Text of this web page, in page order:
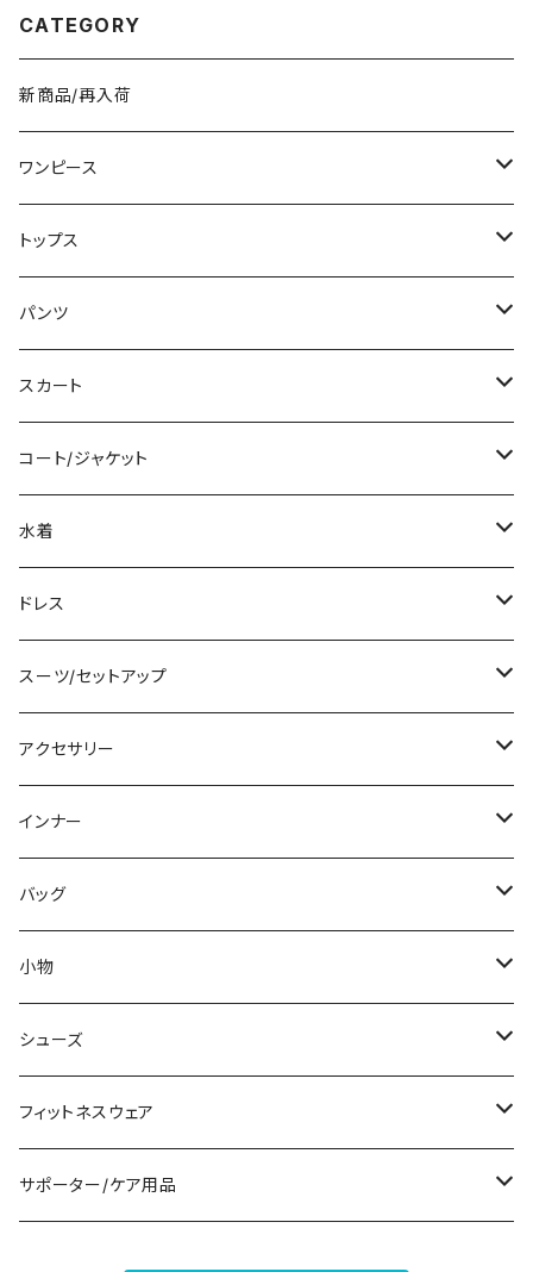
CATEGORY
新商品/再入荷
ワンピース
ミニ/ショート
ミディアム/ミモレ
ロング/マキシ
袖付き
ノースリーブ
その他
チュニック
トップス
Tシャツ/カットソー
タンクトップ/キャミソール
シャツ/ブラウス
ベアトップ/チューブトップ
カーディガン/ボレロ
ニット/セーター
パーカー
スウェット/トレーナー
その他
パンツ
ショート丈
クロップド丈
ロング丈
デニム
レギンス
その他
オールインワン
スカート
ミニ/ショート
ミディアム/ミモレ
ロング
その他
コート/ジャケット
コート
ジャケット
その他
水着
タンキニ
バンドゥビキニ
ワンピース
ラッシュガード
その他
ドレス
ミニ/ショート
ミディアム/ミモレ
ロング/マキシ
袖付き
ノースリーブ
パンツドレス
ナイトドレス
その他
スーツ/セットアップ
パンツスーツ
スカートスーツ
その他
アクセサリー
ネックレス
ブレスレット
ピアス
コサージュ
リング
その他
インナー
ブラ/ブラトップ/ベアトップ
ショーツ
タンクトップ/キャミソール
半袖/5分
7分/長袖
バッグ
サブバッグ
クラッチバッグ
トートバッグ
ショルダーバッグ
小物
マフラー/スカーフ/ストール
財布
アクセサリーケース
シューズ
スニーカー
ブーツ
フィットネスウェア
セット販売
サポーター/ケア用品